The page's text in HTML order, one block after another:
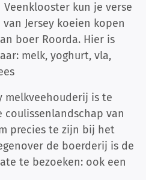
kun je verse
Jersey koeien kopen
boer Roorda. Hier is
melk, yoghurt, vla,
melkveehouderij is te
van
precies te zijn bij het
de boerderij is de
te bezoeken: ook een